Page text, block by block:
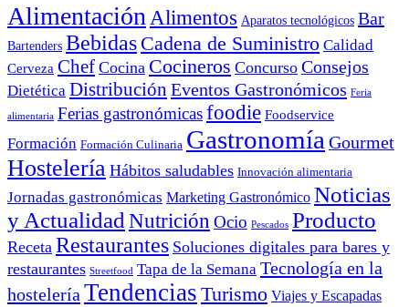
Alimentación Alimentos Aparatos tecnológicos Bar
Bartenders Bebidas Cadena de Suministro Calidad
Cerveza Chef Cocina Cocineros Concurso Consejos
Dietética Distribución Eventos Gastronómicos Feria
alimentaria Ferias gastronómicasfoodie Foodservice
Formación Formación Culinaria Gastronomía Gourmet
Hostelería Hábitos saludables Innovación alimentaria
Jornadas gastronómicas Marketing Gastronómico Noticias
y Actualidad Nutrición Ocio Pescados Producto
Receta Restaurantes Soluciones digitales para bares y
restaurantes Streetfood Tapa de la Semana Tecnología en la
hostelería Tendencias Turismo Viajes y Escapadas